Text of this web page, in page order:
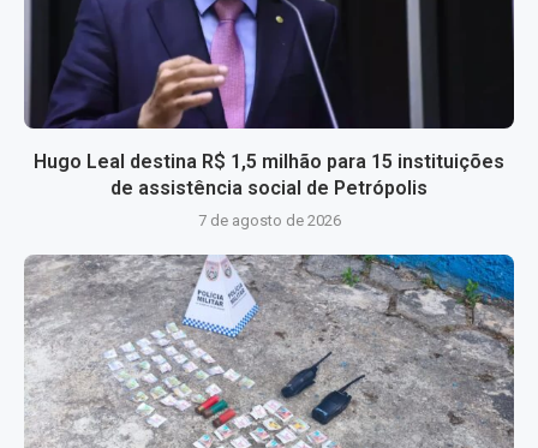
Hugo Leal destina R$ 1,5 milhão para 15 instituições
de assistência social de Petrópolis
7 de agosto de 2026